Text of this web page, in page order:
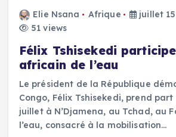
Elie Nsana Afrique
juillet
51 views
Félix Tshisekedi
africain de l’eau
Le président de la République
Congo, Félix Tshisekedi, prend part
juillet à N’Djamena, au Tchad, au
l’eau, consacré à la mobilisation…